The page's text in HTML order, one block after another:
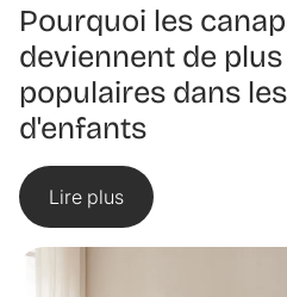
Pourquoi les
deviennent de
populaires dans
d'enfants
Lire plus